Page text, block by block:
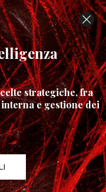
strategiche, fra
e gestione dei